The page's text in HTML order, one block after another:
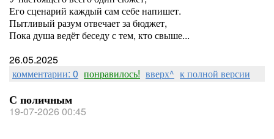
Его сценарий каждый сам себе напишет.
Пытливый разум отвечает за бюджет,
Пока душа ведёт беседу с тем, кто свыше...
26.05.2025
комментарии: 0 понравилось! вверх^ к полной версии
С поличным
19-07-2026 00:45